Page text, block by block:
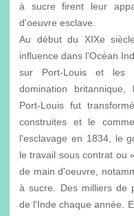
à sucre firent leur
d'oeuvre esclave.
Au début du XIXe
influence dans l'Océan
sur Port-Louis et les
domination britannique,
Port-Louis fut
construites et le
l'esclavage en 1834, le
le travail sous contrat ou
de main d'oeuvre,
à sucre. Des milliers de
de l'Inde chaque année.